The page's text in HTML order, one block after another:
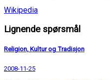
Wikipedia
Lignende spørsmål
Religion, Kultur og Tradisjon
2008-11-25